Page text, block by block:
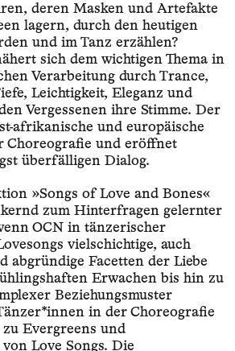
deren Masken und Artefakte
lagern, durch den heutigen
und im Tanz erzählen?
sich dem wichtigen Thema in
Verarbeitung durch Trance,
Leichtigkeit, Eleganz und
Vergessenen ihre Stimme. Der
afrikanische und europäische
Choreografie und eröffnet
überfälligen Dialog.
»Songs of Love and Bones«
zum Hinterfragen gelernter
OCN in tänzerischer
vielschichtige, auch
abgründige Facetten der Liebe
Erwachen bis hin zu
Beziehungsmuster
in der Choreografie
Evergreens und
Love Songs. Die